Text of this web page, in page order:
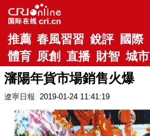
推薦 春風習習 銳評 國際
體育 原創 直播 財智 城市
瀋陽年貨市場銷售火爆
遼寧日報 2019-01-24 11:41:19